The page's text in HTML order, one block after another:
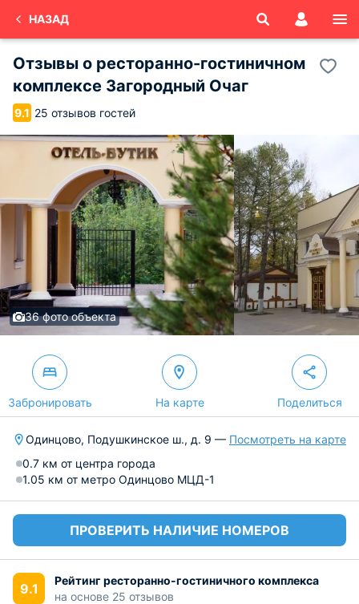
НАЗАД
Отзывы о ресторанно-гостиничном
комплексе Загородный Очаг
9.1 25 отзывов гостей
36 фото объекта
Забронировать На карте Поделиться
Одинцово, Подушкинское ш., д. 9 — Посмотреть на карте
0.7 км от центра города
1.05 км от метро Одинцово МЦД-1
ПРОВЕРИТЬ НАЛИЧИЕ НОМЕРОВ
9.1
Рейтинг ресторанно-гостиничного комплекса
на основе 25 отзывов